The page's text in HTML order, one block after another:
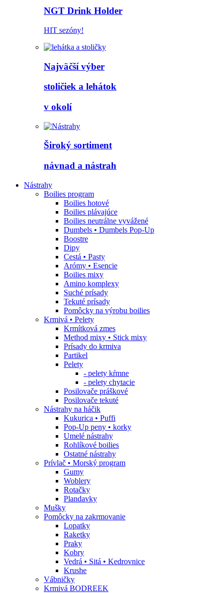
NGT Drink Holder
HIT sezóny!
Najväčší výber
stoličiek a lehátok
v okolí
Široký sortiment
návnad a nástrah
Nástrahy
Boilies program
Boilies hotové
Boilies plávajúce
Boilies neutrálne vyvážené
Dumbels • Dumbels Pop-Up
Boostre
Dipy
Cestá • Pasty
Arómy • Esencie
Boilies mixy
Amino komplexy
Suché prísady
Tekuté prísady
Pomôcky na výrobu boilies
Krmivá • Pelety
Krmítková zmes
Method mixy • Stick mixy
Prísady do krmiva
Partikel
Pelety
- pelety kŕmne
- pelety chytacie
Posilovače práškové
Posilovače tekuté
Nástrahy na háčik
Kukurica • Puffi
Pop-Up peny • korky
Umelé nástrahy
Rohlíkové boilies
Ostatné nástrahy
Prívlač • Morský program
Gumy
Woblery
Rotačky
Plandavky
Mušky
Pomôcky na zakrmovanie
Lopatky
Raketky
Praky
Kobry
Vedrá • Sitá • Kedrovnice
Krushe
Vábničky
Krmivá BODREEK